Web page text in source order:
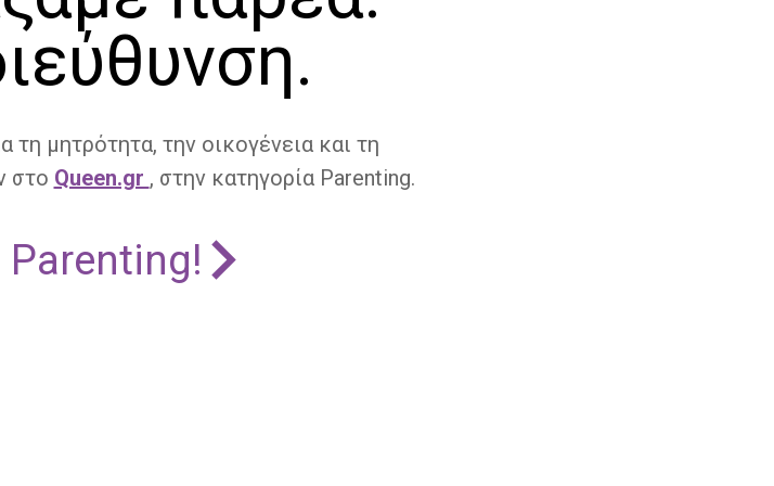
τη μητρότητα, την οικογένεια και τη
στο Queen.gr , στην κατηγορία Parenting.